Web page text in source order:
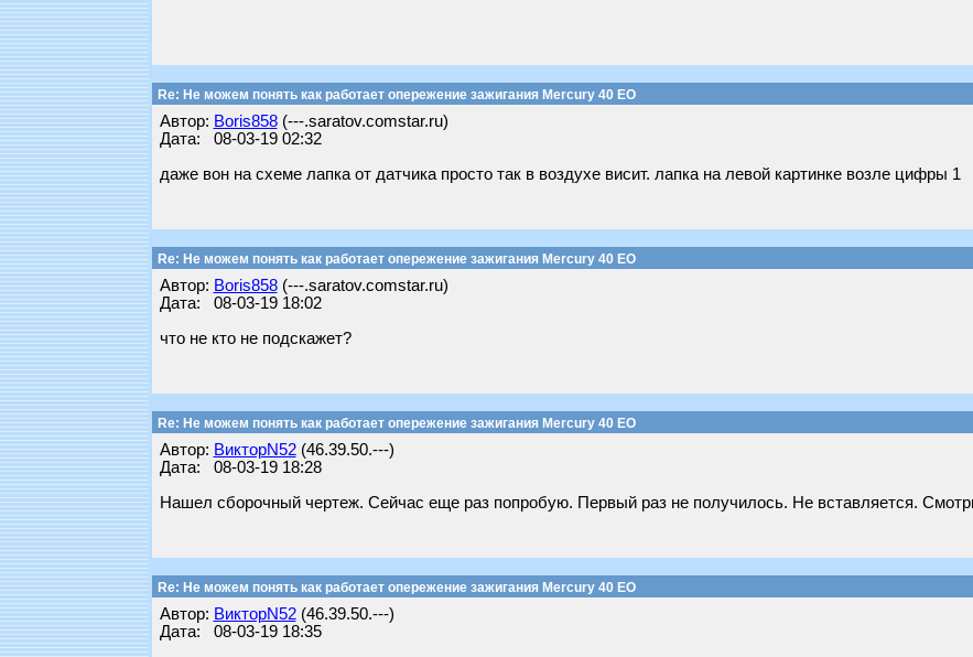
Re: Не можем понять как работает опережение зажигания Mercury 40 EO
Автор: Boris858(---.saratov.comstar.ru)
Дата: 08-03-19 02:32
даже вон на схеме лапка от датчика просто так в воздухе висит. лапка на левой картинке возле цифры 1
Re: Не можем понять как работает опережение зажигания Mercury 40 EO
Автор: Boris858(---.saratov.comstar.ru)
Дата: 08-03-19 18:02
что не кто не подскажет?
Re: Не можем понять как работает опережение зажигания Mercury 40 EO
Автор: ВикторN52(46.39.50.---)
Дата: 08-03-19 18:28
Нашел сборочный чертеж. Сейчас еще раз попробую. Первый раз не получилось. Не вставляется.
Re: Не можем понять как работает опережение зажигания Mercury 40 EO
Автор: ВикторN52(46.39.50.---)
Дата: 08-03-19 18:35